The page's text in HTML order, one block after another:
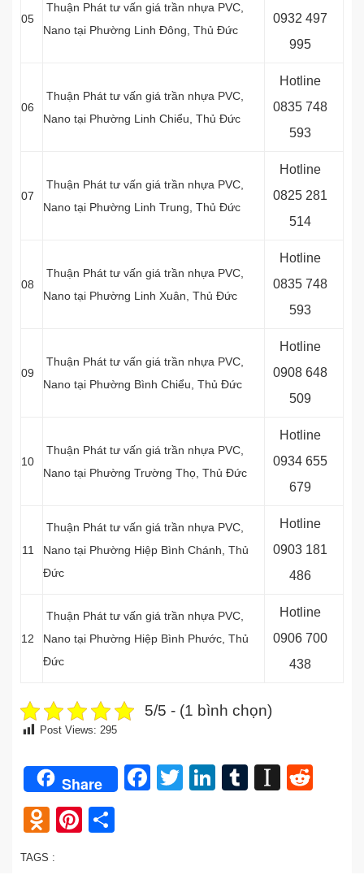
05
Thuận Phát tư vấn giá trần nhựa PVC,
Nano tại Phường Linh Đông, Thủ Đức
0932 497
995
06
Thuận Phát tư vấn giá trần nhựa PVC,
Nano tại Phường Linh Chiểu, Thủ Đức
Hotline
0835 748
593
07
Thuận Phát tư vấn giá trần nhựa PVC,
Nano tại Phường Linh Trung, Thủ Đức
Hotline
0825 281
514
08
Thuận Phát tư vấn giá trần nhựa PVC,
Nano tại Phường Linh Xuân, Thủ Đức
Hotline
0835 748
593
09
Thuận Phát tư vấn giá trần nhựa PVC,
Nano tại Phường Bình Chiểu, Thủ Đức
Hotline
0908 648
509
10
Thuận Phát tư vấn giá trần nhựa PVC,
Nano tại Phường Trường Thọ, Thủ Đức
Hotline
0934 655
679
11
Thuận Phát tư vấn giá trần nhựa PVC,
Nano tại Phường Hiệp Bình Chánh, Thủ
Đức
Hotline
0903 181
486
12
Thuận Phát tư vấn giá trần nhựa PVC,
Nano tại Phường Hiệp Bình Phước, Thủ
Đức
Hotline
0906 700
438
5/5 - (1 bình chọn)
Post Views: 295
Share Facebook
TwitterLinkedIn
Tumblr
Odnoklassniki
Pinterest
TAGS :